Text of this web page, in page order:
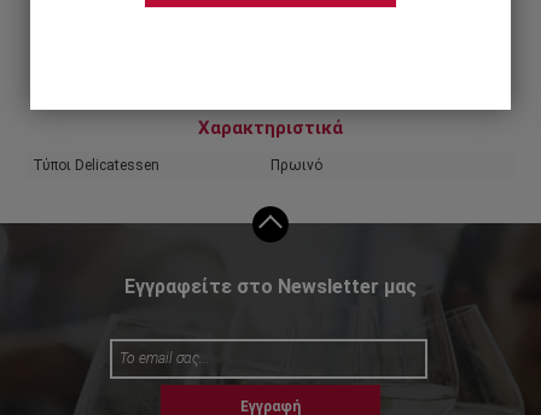
Χαρακτηριστικά
Τύποι Delicatessen Πρωινό
Εγγραφείτε στο Newsletter μας
Εγγραφή